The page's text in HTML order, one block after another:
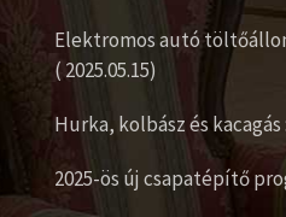
Elektromos autó
( 2025.05.15)
Hurka, kolbász és kacagás
2025-ös új csapatépítő